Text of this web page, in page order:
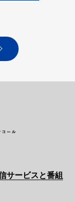
サービスと番組